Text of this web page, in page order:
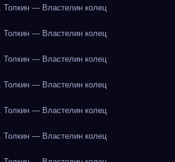
— Властелин колец
— Властелин колец
— Властелин колец
— Властелин колец
— Властелин колец
— Властелин колец